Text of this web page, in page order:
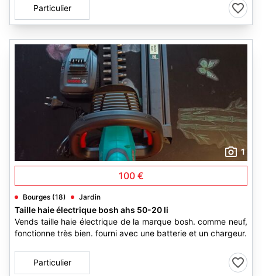
Particulier
1
100 €
Bourges (18) Jardin
Taille haie électrique bosh ahs 50-20 li
Vends taille haie électrique de la marque bosh. comme neuf,
fonctionne très bien. fourni avec une batterie et un chargeur.
Particulier